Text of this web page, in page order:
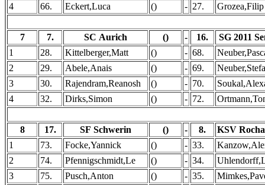
4
66. Eckert,Luca () - 27. Grozea,Filip
7 7. SC Aurich () - 16.
SG 2011
1
28. Kittelberger,Matt () - 68.
2
29. Abele,Anais () - 69.
3
30. Rajendram,Reanosh () - 70.
4
32. Dirks,Simon () - 72.
8 17. SF Schwerin () - 8.
KSV
1
73. Focke,Yannick () - 33.
2
74. Pfennigschmidt,Le () - 34.
3
75. Pusch,Anton () - 35.